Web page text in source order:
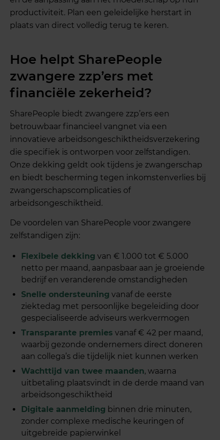
productiviteit. Plan een geleidelijke herstart in
plaats van direct volledig terug te keren.
Hoe helpt SharePeople
zwangere zzp’ers met
financiële zekerheid?
SharePeople biedt zwangere zzp’ers een
betrouwbaar financieel vangnet via een
innovatieve arbeidsongeschiktheidsverzekering
die specifiek is ontworpen voor zelfstandigen.
Onze dekking geldt ook tijdens je zwangerschap
en biedt bescherming tegen inkomstenverlies bij
zwangerschapscomplicaties of
arbeidsongeschiktheid.
De voordelen van SharePeople voor zwangere
zelfstandigen zijn:
Flexibele dekking van € 1.000 tot € 5.000
netto per maand, aanpasbaar aan je groeiende
bedrijf en veranderende omstandigheden
Snelle ondersteuning vanaf de eerste
ziektedag met persoonlijke begeleiding door
gespecialiseerde adviseurs werkvermogen
Transparante premies vanaf € 42 per maand,
waarbij gezonde ondernemers direct doneren
aan collega’s die tijdelijk niet kunnen werken
Wachttijd van twee maanden, waarna
uitbetaling plaatsvindt in de derde maand van
arbeidsongeschiktheid
Digitale aanmelding binnen drie minuten,
zonder complexe medische keuringen of
uitgebreide papierwinkel